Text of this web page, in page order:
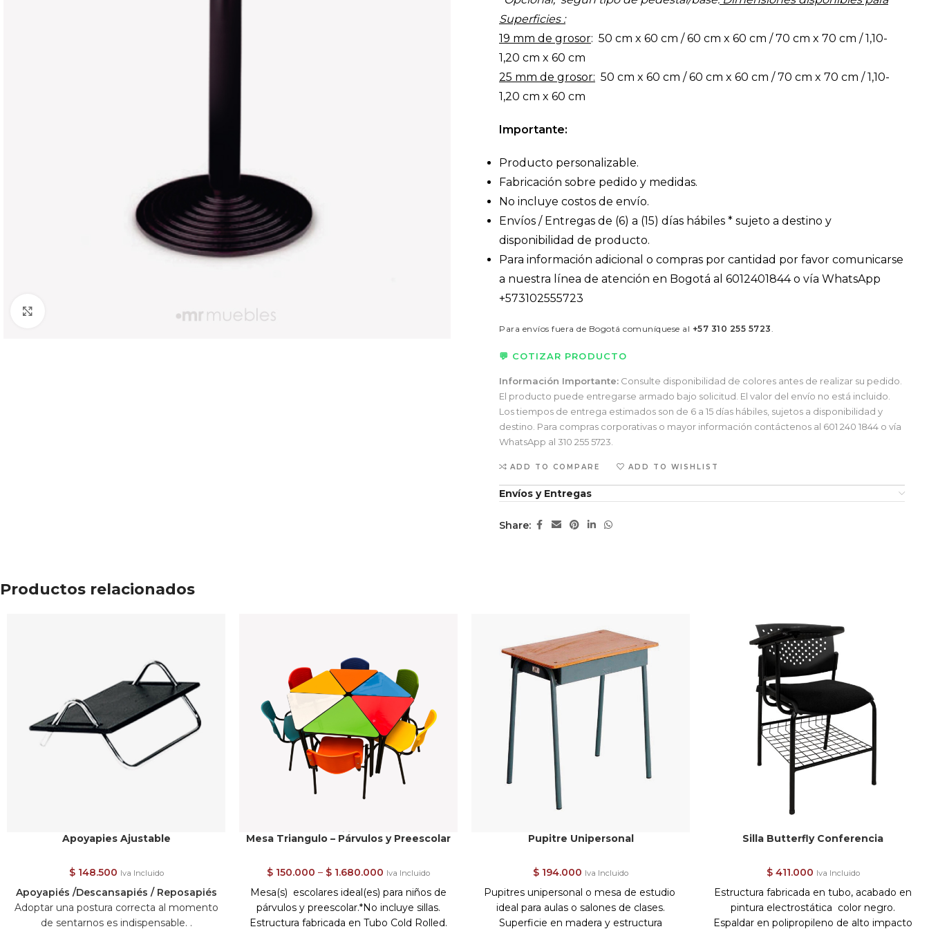
Superficies :
19 mm de grosor: 50 cm x 60 cm / 60 cm x 60 cm / 70 cm x 70 cm / 1,10-
1,20 cm x 60 cm
25 mm de grosor: 50 cm x 60 cm / 60 cm x 60 cm / 70 cm x 70 cm / 1,10-
1,20 cm x 60 cm
Importante:
Producto personalizable.
Fabricación sobre pedido y medidas.
No incluye costos de envío.
Envíos / Entregas de (6) a (15) días hábiles * sujeto a destino y
disponibilidad de producto.
Para información adicional o compras por cantidad por favor comunicarse
a nuestra línea de atención en Bogotá al 6012401844 o vía WhatsApp
+573102555723
Para envíos fuera de Bogotá comuníquese al +57 310 255 5723.
💬 COTIZAR PRODUCTO
Información Importante: Consulte disponibilidad de colores antes de realizar su pedido.
El producto puede entregarse armado bajo solicitud. El valor del envío no está incluido.
Los tiempos de entrega estimados son de 6 a 15 días hábiles, sujetos a disponibilidad y
destino. Para compras corporativas o mayor información contáctenos al 601 240 1844 o vía
WhatsApp al 310 255 5723.
ADD TO COMPARE ADD TO WISHLIST
Envíos y Entregas
Share:
Productos relacionados
Apoyapies Ajustable
$148.500 Iva Incluido
Apoyapiés /Descansapiés / Reposapiés
Adoptar una postura correcta al momento
de sentarnos es indispensable. .
Mesa Triangulo – Párvulos y Preescolar
$ 150.000 – $ 1.680.000 Iva Incluido
Mesa(s) escolares ideal(es) para niños de
párvulos y preescolar.*No incluye sillas.
Estructura fabricada en Tubo Cold Rolled.
Pupitre Unipersonal
$ 194.000 Iva Incluido
Pupitres unipersonal o mesa de estudio
ideal para aulas o salones de clases.
Superficie en madera y estructura
Silla Butterfly Conferencia
$411.000 Iva Incluido
Estructura fabricada en tubo, acabado en
pintura electrostática color negro.
Espaldar en polipropileno de alto impacto